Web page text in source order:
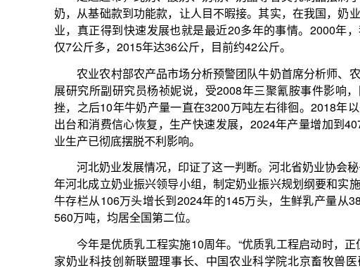
河北奶业发展情况，印证了这一判断。河北省奶业协会秘书长李怀东介绍，2019
年河北成立奶业振兴领导小组，制定奶业振兴规划纲要和实施意见。几年来，全省奶
牛存栏从106万头增长到2024年的145万头，生鲜乳产量从385万吨增长到2024年的
560万吨，均居全国第二位。
今年是优质乳工程实施10周年。“优质乳工程启动时，正值进口奶长驱直入。”国
家奶业科技创新联盟理事长、中国农业科学院北京畜牧兽医研究所研究员王加启回
忆，当时奶业面临进口冲击、消费信心不足等压力。由中国农科院牧医所牵头，联合
高校、院所、乳企等在内的75家单位共同组建奶业科技创新联盟，开展优质乳产品评
价技术、生乳用途分级技术等工作。如今，优质乳工程覆盖29个省份的79家乳企，
2024年优质巴氏杀菌乳产量占到全国同类产品总量的97%。
过去10年，中国奶业在技术创新、奶品质量、产业升级等领域实现了跨越式发
展。有关报告显示，我国规模牧场奶牛单产超过欧盟平均水平，乳蛋白、乳脂肪含量
达到发达国家水平。中国奶业协会副秘书长李栋说，奶业规模化、标准化、智能化水
平显著提升，奶牛单产水平大幅提升。生鲜乳和乳制品抽检合格率多年稳定在99.5%
看奶业，首先看奶牛养殖。